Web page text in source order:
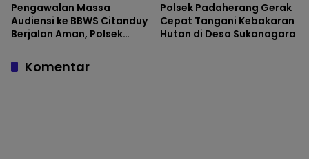
Pengawalan Massa
Audiensi ke BBWS Citanduy
Berjalan Aman, Polsek
Kegiatan Berlangsung
Kondusif
Polsek Padaherang Gerak
Cepat Tangani Kebakaran
Hutan di Desa Sukanagara
Komentar